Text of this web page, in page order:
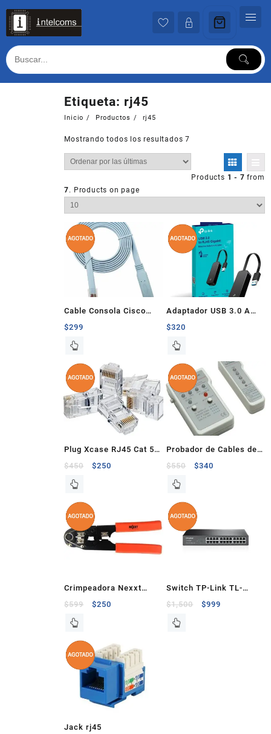
contenido
Etiqueta: rj45
Inicio Productos rj45
Mostrando todos los resultados 7
Products 1 - 7 from
7. Products on page
Cable Consola Cisco
Rj45 Cat 5e A Usb 1.2M
$299
Adaptador USB 3.0 A
RJ45 Gigabit TP-Link
$320
Plug Xcase RJ45 Cat 5E
100 Piezas
$450 $250
Probador de Cables de
Red Intellinet
$550 $340
Crimpeadora Nexxt
RJ45
$599 $250
Switch TP-Link TL-
SF1024D 24 puertos
10/100 mbps
$1,500 $999
Jack rj45